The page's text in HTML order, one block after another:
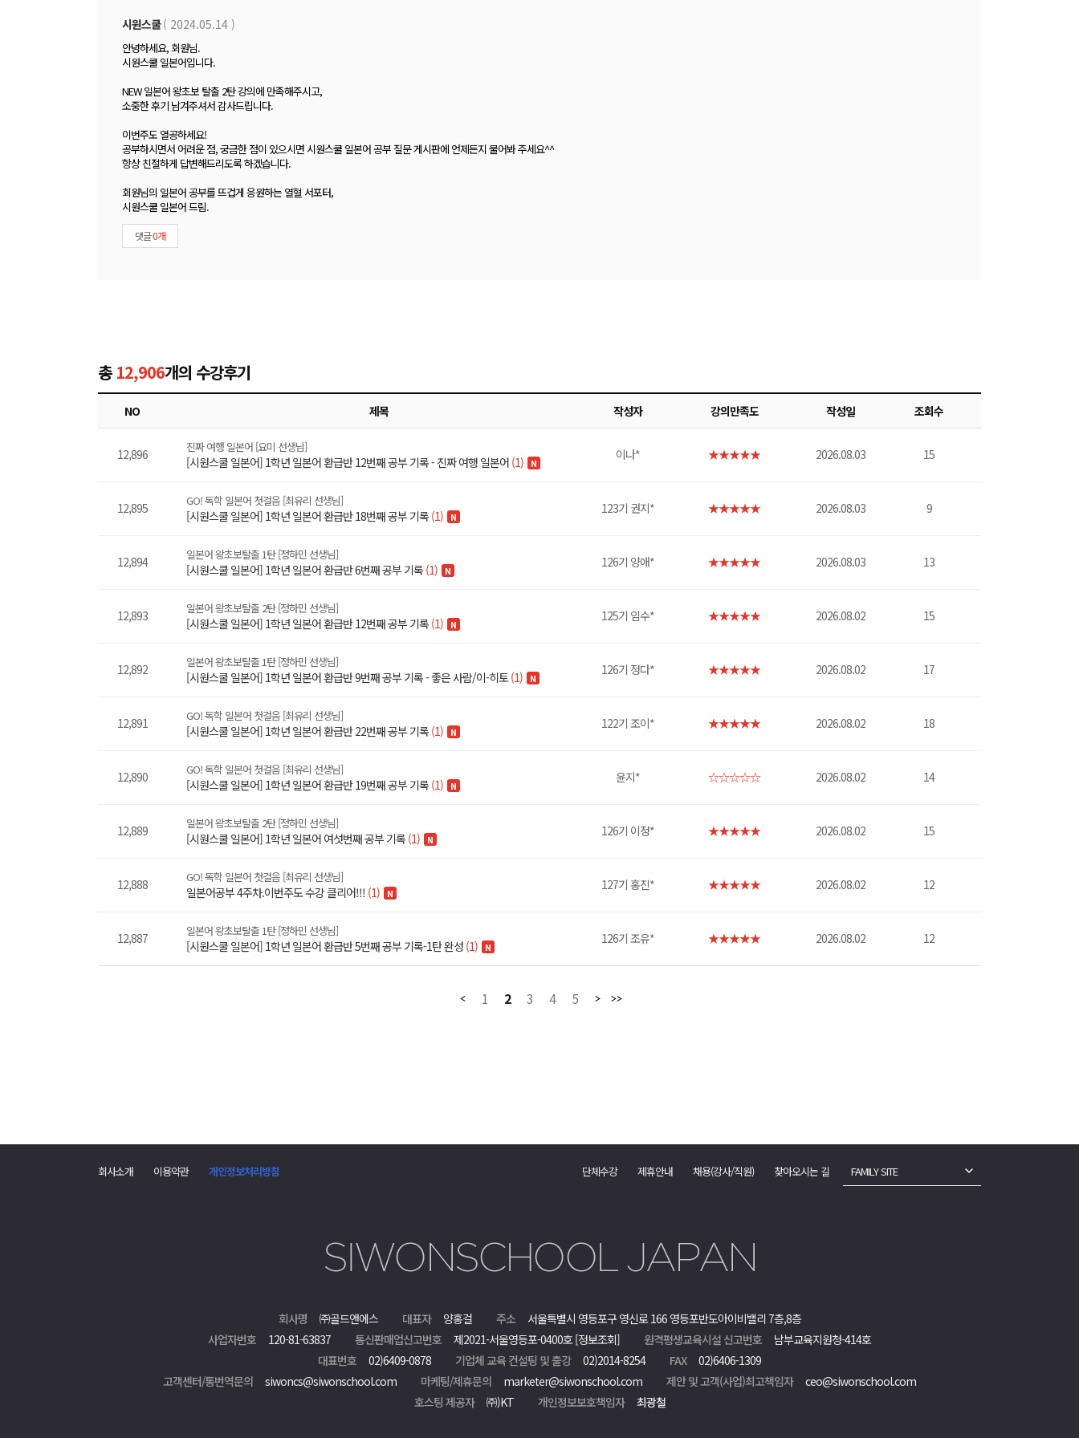
시원스쿨( 2024.05.14 )
안녕하세요, 회원님.
시원스쿨 일본어입니다.
NEW 일본어 왕초보 탈출 2탄 강의에 만족해주시고,
소중한 후기 남겨주셔서 감사드립니다.
이번주도 열공하세요!
공부하시면서 어려운 점, 궁금한 점이 있으시면 시원스쿨 일본어 공부 질문 게시판에 언제든지 물어봐 주세요^^
항상 친절하게 답변해드리도록 하겠습니다.
회원님의 일본어 공부를 뜨겁게 응원하는 열혈 서포터,
시원스쿨 일본어 드림.
댓글0개
총 12,906개의 수강후기
NO 제목 작성자 강의만족도 작성일 조회수
12,896 진짜 여행 일본어 [요미 선생님]
[시원스쿨 일본어] 1학년 일본어 환급반 12번째 공부 기록 - 진짜 여행 일본어 (1) N
이나* ★★★★★ 2026.08.03 15
12,895 GO! 독학 일본어 첫걸음 [최유리 선생님]
[시원스쿨 일본어] 1학년 일본어 환급반 18번째 공부 기록(1) N
123기 권지* ★★★★★ 2026.08.03 9
12,894 일본어 왕초보탈출 1탄 [정하민 선생님]
[시원스쿨 일본어] 1학년 일본어 환급반 6번째 공부 기록(1) N
126기 양애* ★★★★★ 2026.08.03 13
12,893 일본어 왕초보탈출 2탄 [정하민 선생님]
[시원스쿨 일본어] 1학년 일본어 환급반 12번째 공부 기록(1) N
125기 임수* ★★★★★ 2026.08.02 15
12,892 일본어 왕초보탈출 1탄 [정하민 선생님]
[시원스쿨 일본어] 1학년 일본어 환급반 9번째 공부 기록 - 좋은 사람/이-히토(1) N
126기 정다* ★★★★★ 2026.08.02 17
12,891 GO! 독학 일본어 첫걸음 [최유리 선생님]
[시원스쿨 일본어] 1학년 일본어 환급반 22번째 공부 기록(1) N
122기 조이* ★★★★★ 2026.08.02 18
12,890 GO! 독학 일본어 첫걸음 [최유리 선생님]
[시원스쿨 일본어] 1학년 일본어 환급반 19번째 공부 기록(1) N
윤지* ☆☆☆☆☆ 2026.08.02 14
12,889 일본어 왕초보탈출 2탄 [정하민 선생님]
[시원스쿨 일본어] 1학년 일본어 여섯번째 공부 기록(1) N
126기 이정* ★★★★★ 2026.08.02 15
12,888 GO! 독학 일본어 첫걸음 [최유리 선생님]
일본어공부 4주차.이번주도 수강 클리어!!! (1) N
127기 홍진* ★★★★★ 2026.08.02 12
12,887 일본어 왕초보탈출 1탄 [정하민 선생님]
[시원스쿨 일본어] 1학년 일본어 환급반 5번째 공부 기록-1탄 완성 (1) N
126기 조유* ★★★★★ 2026.08.02 12
1 2 3 4 5
회사소개 이용약관 개인정보처리방침 단체수강 제휴안내 채용(강사/직원) 찾아오시는 길 FAMILY SITE
회사명 ㈜골드앤에스 대표자 양홍걸 주소
서울특별시 영등포구 영신로 166 영등포반도아이비밸리 7층,8층
사업자번호
120-81-63837 통신판매업신고번호 제2021-서울영등포-0400호 [정보조회] 원격평생교육시설 신고번호
남부교육지원청-414호
대표번호
02)6409-0878 기업체 교육 컨설팅 및 출강 02)2014-8254 FAX
02)6406-1309
고객센터/통번역문의
siwoncs@siwonschool.com 마케팅/제휴문의 marketer@siwonschool.com 제안 및 고객(사업)최고책임자
ceo@siwonschool.com
호스팅 제공자
㈜)KT 개인정보보호책임자 최광철